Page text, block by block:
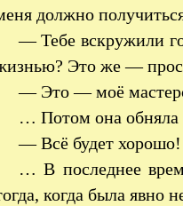
должно
— Тебе вскружили
Это же —
— Это — моё
… Потом она обняла
— Всё будет хорошо!
… В последнее
когда была явно